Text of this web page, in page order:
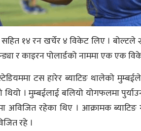
१४ रन खर्चेर ४ विकेट लिए ।
र काइरन पोलार्डको नाममा एक एक
टस हारेर ब्याटिङ थालेको
। मुम्बईलाई बलियो योगफलमा
रहेका थिए । आक्रामक ब्याटिङ
रहे ।